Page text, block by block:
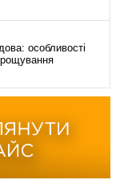
особливості